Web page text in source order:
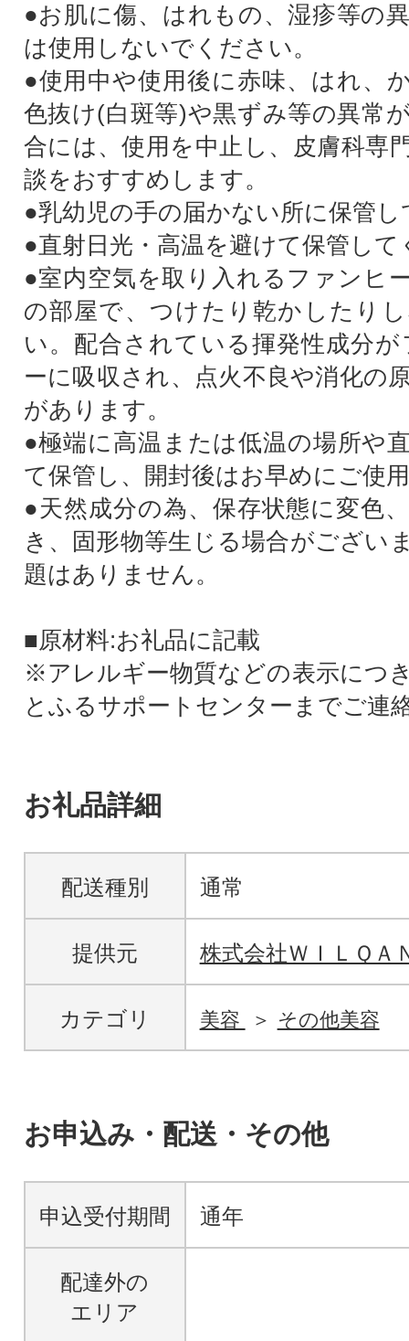
●お肌に傷、はれもの、湿疹等の
は使用しないでください。
●使用中や使用後に赤味、はれ、
色抜け(白斑等)や黒ずみ等の異常
合には、使用を中止し、皮膚科専
談をおすすめします。
●乳幼児の手の届かない所に保管
●直射日光・高温を避けて保管して
●室内空気を取り入れるファンヒ
の部屋で、つけたり乾かしたり
い。配合されている揮発性成分
ーに吸収され、点火不良や消化の
があります。
●極端に高温または低温の場所や
て保管し、開封後はお早めにご使
●天然成分の為、保存状態に変色
き、固形物等生じる場合がござい
題はありません。
■原材料:お礼品に記載
※アレルギー物質などの表示につ
とふるサポートセンターまでご連
お礼品詳細
配送種別 通常
提供元 株式会社ＷＩＬＱＡ
カテゴリ 美容 その他美容
お申込み・配送・その他
申込受付期間 通年
配達外の
エリア